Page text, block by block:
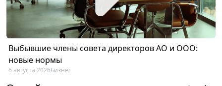
Выбывшие члены совета директоров АО и ООО:
новые нормы
6 августа 2026Бизнес